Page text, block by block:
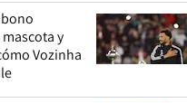
y
Vozinha